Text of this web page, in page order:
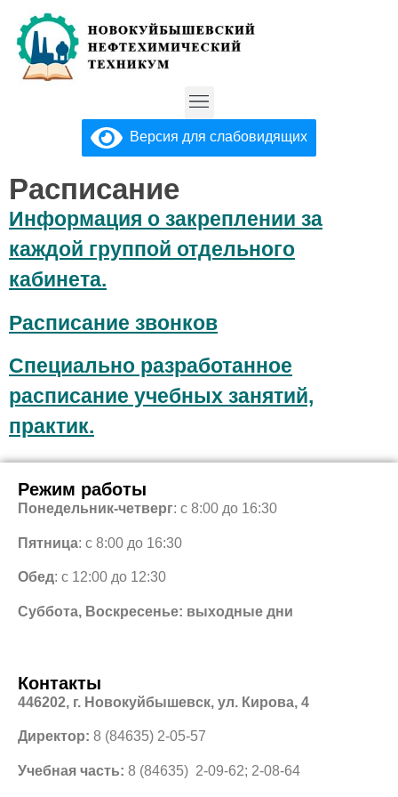
Версия для слабовидящих
Расписание
Информация о закреплении за
каждой группой отдельного
кабинета.
Расписание звонков
Специально разработанное
расписание учебных занятий,
практик.
Режим работы
Понедельник-четверг: с 8:00 до 16:30
Пятница: с 8:00 до 16:30
Обед: с 12:00 до 12:30
Суббота, Воскресенье: выходные дни
Контакты
446202, г. Новокуйбышевск, ул. Кирова, 4
Директор: 8 (84635) 2-05-57
Учебная часть: 8 (84635) 2-09-62; 2-08-64